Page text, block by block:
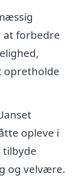
at forbedre
opretholde
opleve i
tilbyde
og velvære.